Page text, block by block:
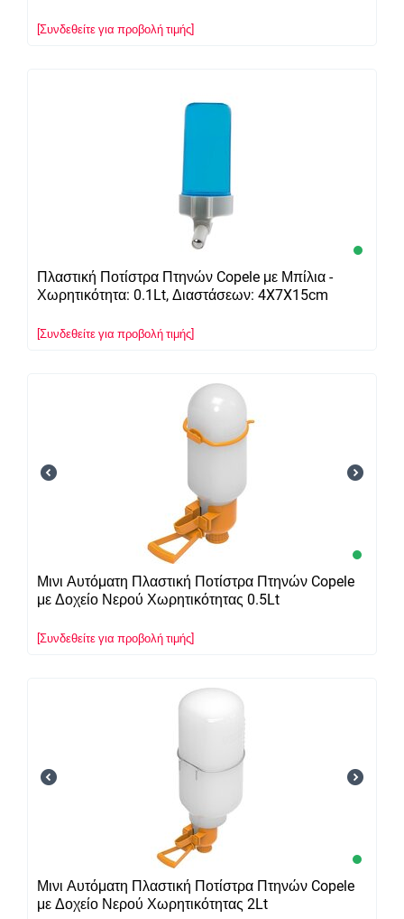
[Συνδεθείτε για προβολή τιμής]
Πλαστική Ποτίστρα Πτηνών Copele με Μπίλια -
Χωρητικότητα: 0.1Lt, Διαστάσεων: 4X7X15cm
[Συνδεθείτε για προβολή τιμής]
Μινι Αυτόματη Πλαστική Ποτίστρα Πτηνών Copele
με Δοχείο Νερού Χωρητικότητας 0.5Lt
[Συνδεθείτε για προβολή τιμής]
Μινι Αυτόματη Πλαστική Ποτίστρα Πτηνών Copele
με Δοχείο Νερού Χωρητικότητας 2Lt